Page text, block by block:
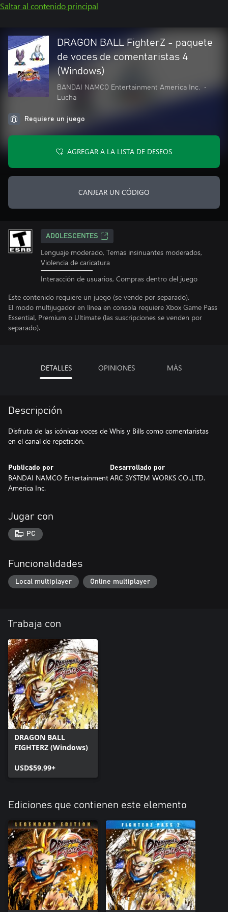
Saltar al contenido principal
DRAGON BALL FighterZ - paquete
de voces de comentaristas 4
(Windows)
BANDAI NAMCO Entertainment America Inc.
•
Lucha
Requiere un juego
AGREGAR A LA LISTA DE DESEOS
CANJEAR UN CÓDIGO
ADOLESCENTES
Lenguaje moderado, Temas insinuantes moderados,
Violencia de caricatura
Interacción de usuarios, Compras dentro del juego
Este contenido requiere un juego (se vende por separado).
El modo multijugador en línea en consola requiere Xbox Game Pass
Essential, Premium o Ultimate (las suscripciones se venden por
separado).
DETALLES OPINIONES MÁS
Descripción
Disfruta de las icónicas voces de Whis y Bills como comentaristas
en el canal de repetición.
Publicado por
BANDAI NAMCO Entertainment
America Inc.
Desarrollado por
ARC SYSTEM WORKS CO.,LTD.
Jugar con
PC
Funcionalidades
Local multiplayer Online multiplayer
Trabaja con
DRAGON BALL
FIGHTERZ (Windows)
USD$59.99+
Ediciones que contienen este elemento